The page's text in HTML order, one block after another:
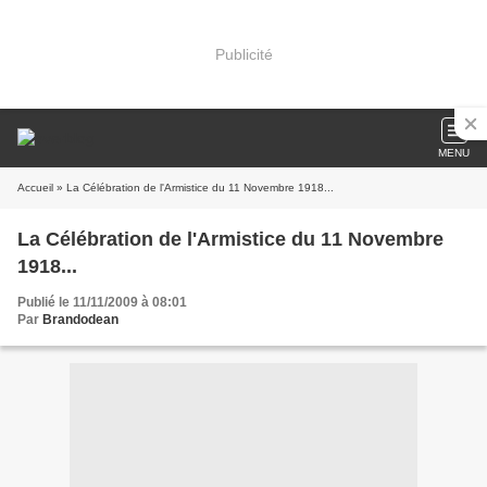
Publicité
MENU
Accueil » La Célébration de l'Armistice du 11 Novembre 1918...
La Célébration de l'Armistice du 11 Novembre
1918...
Publié le 11/11/2009 à 08:01
Par Brandodean